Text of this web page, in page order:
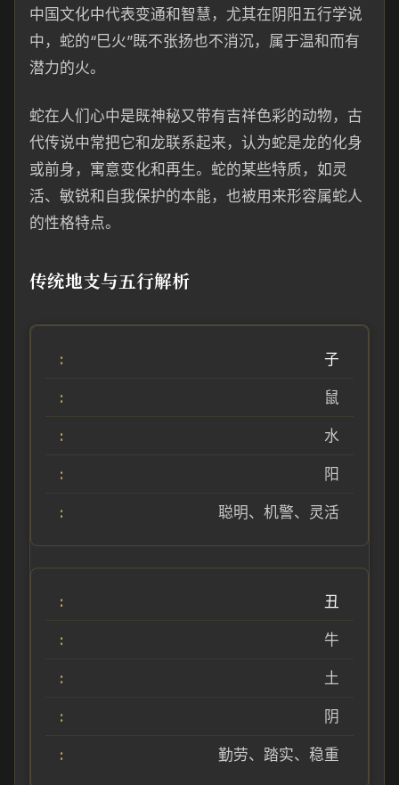
中国文化中代表变通和智慧，尤其在阴阳五行学说
中，蛇的“巳火”既不张扬也不消沉，属于温和而有
潜力的火。
蛇在人们心中是既神秘又带有吉祥色彩的动物，古
代传说中常把它和龙联系起来，认为蛇是龙的化身
或前身，寓意变化和再生。蛇的某些特质，如灵
活、敏锐和自我保护的本能，也被用来形容属蛇人
的性格特点。
传统地支与五行解析
子
鼠
水
阳
聪明、机警、灵活
丑
牛
土
阴
勤劳、踏实、稳重